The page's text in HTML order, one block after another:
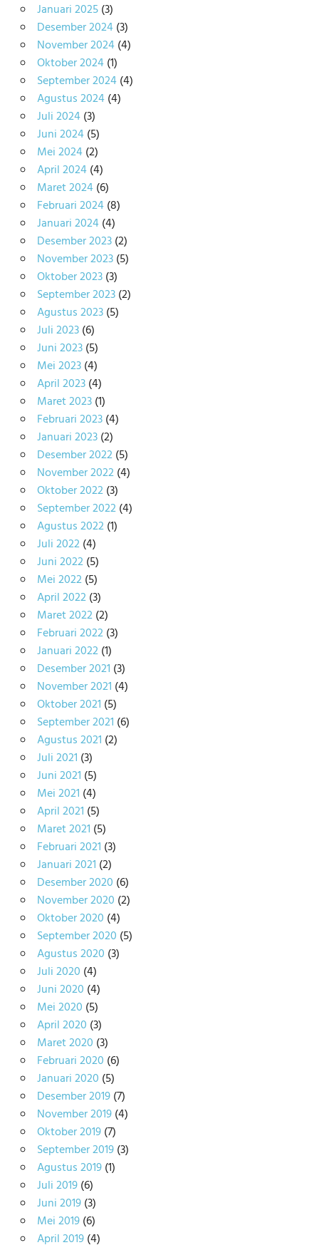
Januari 2025(3)
Desember 2024(3)
November 2024(4)
Oktober 2024(1)
September 2024(4)
Agustus 2024(4)
Juli 2024(3)
Juni 2024(5)
Mei 2024(2)
April 2024(4)
Maret 2024(6)
Februari 2024(8)
Januari 2024(4)
Desember 2023(2)
November 2023(5)
Oktober 2023(3)
September 2023(2)
Agustus 2023(5)
Juli 2023(6)
Juni 2023(5)
Mei 2023(4)
April 2023(4)
Maret 2023(1)
Februari 2023(4)
Januari 2023(2)
Desember 2022(5)
November 2022(4)
Oktober 2022(3)
September 2022(4)
Agustus 2022(1)
Juli 2022(4)
Juni 2022(5)
Mei 2022(5)
April 2022(3)
Maret 2022(2)
Februari 2022(3)
Januari 2022(1)
Desember 2021 (3)
November 2021 (4)
Oktober 2021 (5)
September 2021 (6)
Agustus 2021 (2)
Juli 2021 (3)
Juni 2021 (5)
Mei 2021 (4)
April 2021 (5)
Maret 2021 (5)
Februari 2021 (3)
Januari 2021 (2)
Desember 2020 (6)
November 2020 (2)
Oktober 2020 (4)
September 2020 (5)
Agustus 2020 (3)
Juli 2020 (4)
Juni 2020 (4)
Mei 2020 (5)
April 2020 (3)
Maret 2020 (3)
Februari 2020 (6)
Januari 2020 (5)
Desember 2019(7)
November 2019(4)
Oktober 2019(7)
September 2019(3)
Agustus 2019(1)
Juli 2019(6)
Juni 2019(3)
Mei 2019(6)
April 2019(4)